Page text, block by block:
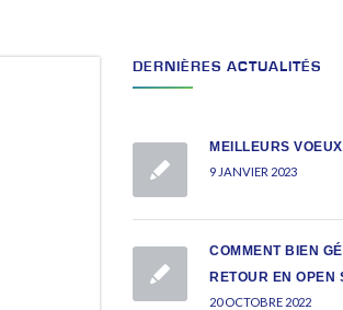
DERNIÈRES ACTUALITÉS
MEILLEURS VOEUX
9 JANVIER 2023
COMMENT BIEN
RETOUR EN OPEN
20 OCTOBRE 2022